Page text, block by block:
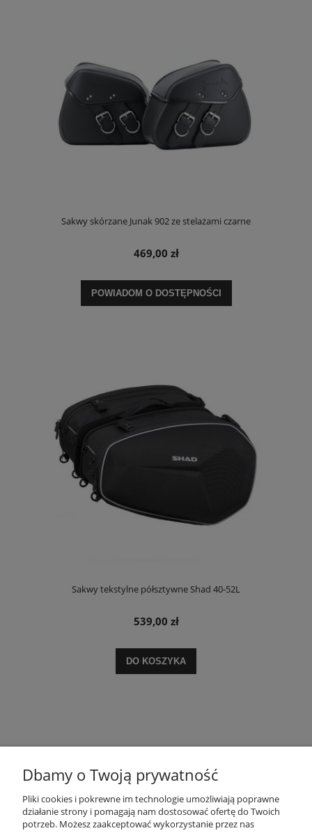
Sakwy skórzane Junak 902 ze stelażami czarne
469,00 zł
POWIADOM O DOSTĘPNOŚCI
Sakwy tekstylne półsztywne Shad 40-52L
539,00 zł
DO KOSZYKA
POMOC
Dbamy o Twoją prywatność
Pliki cookies i pokrewne im technologie umożliwiają poprawne
działanie strony i pomagają nam dostosować ofertę do Twoich
potrzeb. Możesz zaakceptować wykorzystanie przez nas